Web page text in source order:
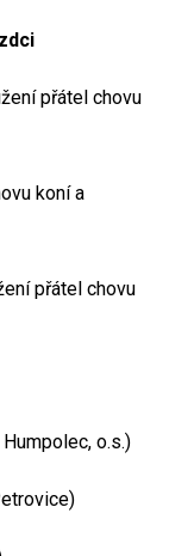
přátel chovu
koní a
přátel chovu
o.s.)